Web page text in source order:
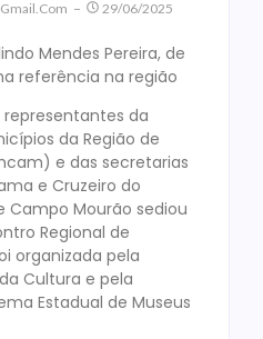
29/06/2025
Mendes Pereira, de
referência na região
da
da Região de
e das secretarias
e Cruzeiro do
Campo Mourão sediou
Regional de
organizada pela
Cultura e pela
Estadual de Museus